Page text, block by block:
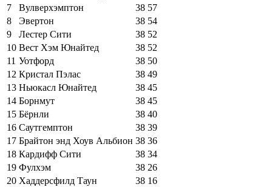
7
Вулверхэмптон 38 57
8
Эвертон 38 54
9
Лестер Сити 38 52
10 Вест Хэм Юнайтед 38 52
11 Уотфорд 38 50
12 Кристал Пэлас 38 49
13 Ньюкасл Юнайтед 38 45
14 Борнмут 38 45
15 Бёрнли 38 40
16 Саутгемптон 38 39
17 Брайтон энд Хоув Альбион 38 36
18 Кардифф Сити 38 34
19 Фулхэм 38 26
20 Хаддерсфилд Таун 38 16